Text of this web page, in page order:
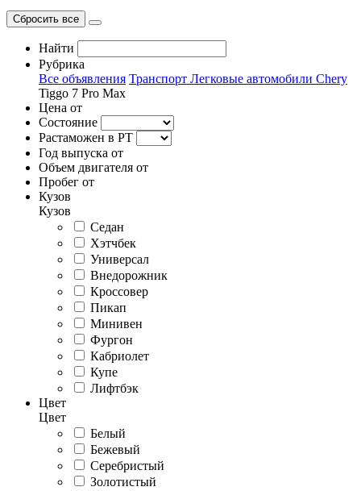
Сбросить все
Найти
Рубрика
Все объявления Транспорт Легковые автомобили Chery
Tiggo 7 Pro Max
Цена от
Состояние
Растаможен в РТ
Год выпуска от
Объем двигателя от
Пробег от
Кузов
Кузов
Седан
Хэтчбек
Универсал
Внедорожник
Кроссовер
Пикап
Минивен
Фургон
Кабриолет
Купе
Лифтбэк
Цвет
Цвет
Белый
Бежевый
Серебристый
Золотистый